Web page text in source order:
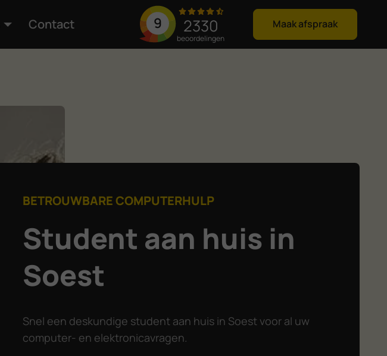
Contact 9 2330
beoordelingen
Maak afspraak
BETROUWBARE COMPUTERHULP
Student aan huis in
Soest
Snel een deskundige student aan huis in Soest voor al uw
computer- en elektronicavragen.